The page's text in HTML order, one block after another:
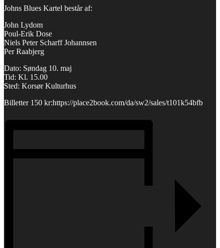
Johns Blues Kartel består af:
John Lydom
Poul‑Erik Dose
Niels Peter Scharff Johannsen
Per Raabjerg
Dato: Søndag 10. maj
Tid: Kl. 15.00
Sted: Korsør Kulturhus
Billetter 150 kr:https://place2book.com/da/sw2/sales/t101k54bfb